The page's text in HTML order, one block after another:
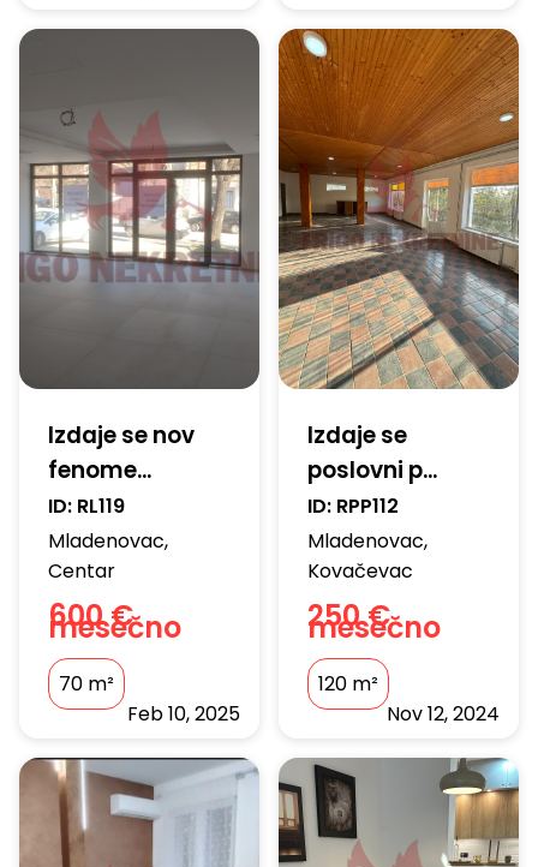
Izdaje se nov
fenome...
ID: RL119
Mladenovac,
Centar
600 €
mesečno
70 m²
Feb 10, 2025
Izdaje se
poslovni p...
ID: RPP112
Mladenovac,
Kovačevac
250 €
mesečno
120 m²
Nov 12, 2024